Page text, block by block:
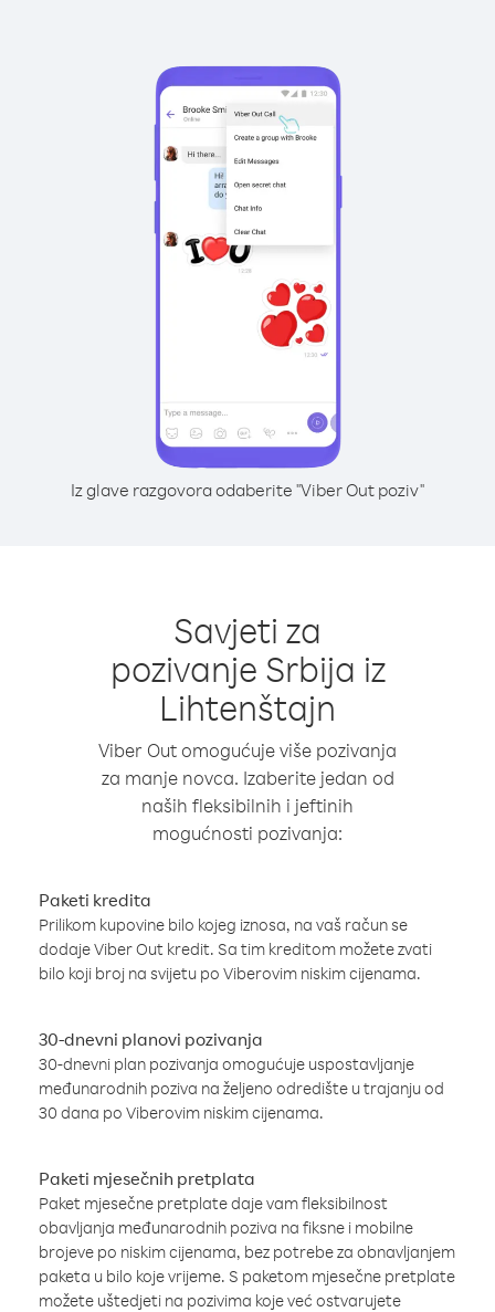
Iz glave razgovora odaberite "Viber Out poziv"
Savjeti za
pozivanje Srbija iz
Lihtenštajn
Viber Out omogućuje više pozivanja
za manje novca. Izaberite jedan od
naših fleksibilnih i jeftinih
mogućnosti pozivanja:
Paketi kredita
Prilikom kupovine bilo kojeg iznosa, na vaš račun se
dodaje Viber Out kredit. Sa tim kreditom možete zvati
bilo koji broj na svijetu po Viberovim niskim cijenama.
30-dnevni planovi pozivanja
30-dnevni plan pozivanja omogućuje uspostavljanje
međunarodnih poziva na željeno odredište u trajanju od
30 dana po Viberovim niskim cijenama.
Paketi mjesečnih pretplata
Paket mjesečne pretplate daje vam fleksibilnost
obavljanja međunarodnih poziva na fiksne i mobilne
brojeve po niskim cijenama, bez potrebe za obnavljanjem
paketa u bilo koje vrijeme. S paketom mjesečne pretplate
možete uštedjeti na pozivima koje već ostvarujete